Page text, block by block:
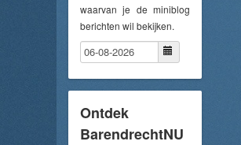
waarvan je de miniblog
berichten wil bekijken.
Ontdek
BarendrechtNU